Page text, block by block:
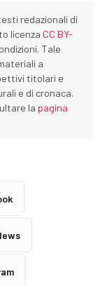
redazionali di
licenza CC BY-
Tale
a
titolari e
e di cronaca.
la pagina